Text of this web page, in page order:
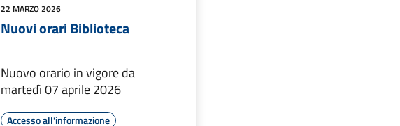
22 MARZO 2026
Nuovi orari Biblioteca
Nuovo orario in vigore da
martedì 07 aprile 2026
Accesso all'informazione